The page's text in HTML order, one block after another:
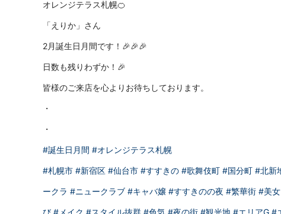
オレンジテラス札幌🍊
「えりか」さん
2月誕生日月間です！🎉🎉🎉
日数も残りわずか！🎉
皆様のご来店を心よりお待ちしております。
・
・
#誕生日月間 #オレンジテラス札幌
#札幌市 #新宿区 #仙台市 #すすきの #歌舞伎町 #国分町 #北新
ークラ #ニュークラブ #キャバ嬢 #すすきのの夜 #繁華街 #美女
び #メイク #スタイル抜群 #色気 #夜の街 #観光地 #エリアG #